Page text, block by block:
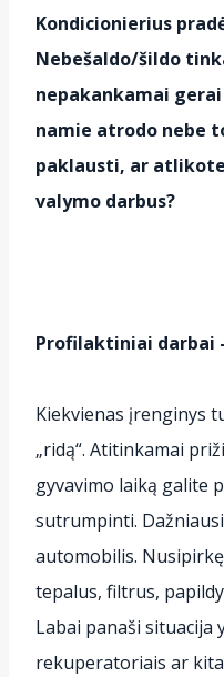
Kondicionierius
Nebešaldo/šildo
nepakankamai
namie atrodo nebe
paklausti, ar
valymo darbus?
Profilaktiniai darbai
Kiekvienas įrenginys
„ridą“. Atitinkamai
gyvavimo laiką galite
sutrumpinti.
automobilis.
tepalus, filtrus,
Labai panaši situacija
rekuperatoriais ar